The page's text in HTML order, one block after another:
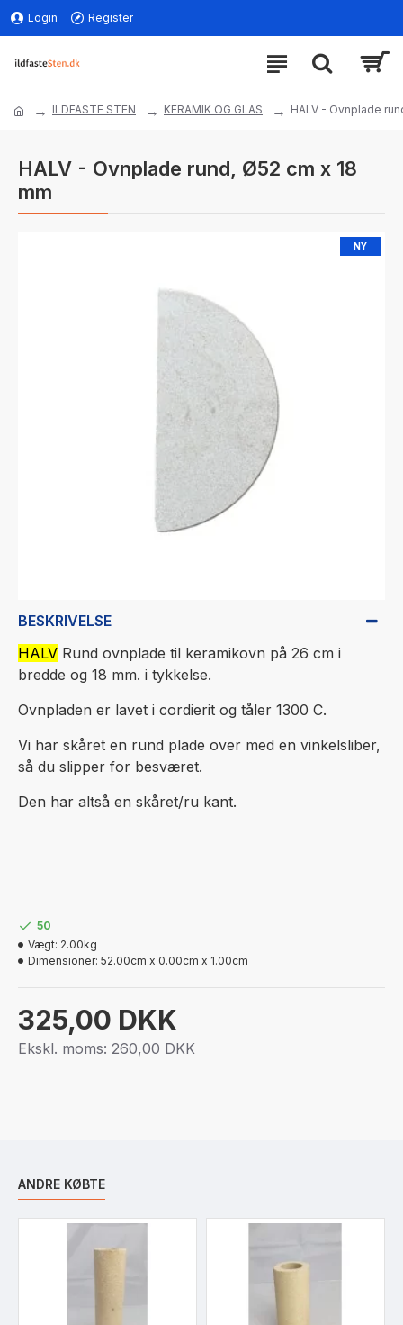
Login Register
ILDFASTE STEN KERAMIK OG GLAS HALV - Ovnplade
HALV - Ovnplade rund, Ø52 cm x 18
mm
NY
BESKRIVELSE
HALV Rund ovnplade til keramikovn på 26 cm i
bredde og 18 mm. i tykkelse.
Ovnpladen er lavet i cordierit og tåler 1300 C.
Vi har skåret en rund plade over med en vinkelsliber,
så du slipper for besværet.
Den har altså en skåret/ru kant.
325,00 DKK
Ekskl. moms: 260,00 DKK
50
Vægt: 2.00kg
Dimensioner: 52.00cm x 0.00cm x 1.00cm
ANDRE KØBTE